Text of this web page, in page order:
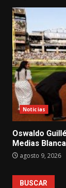
Noticias
Oswaldo
Medias
agosto 9, 2026
BUSCAR